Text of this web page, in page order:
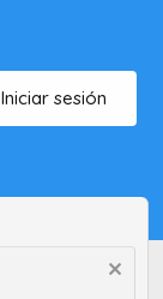
Iniciar sesión